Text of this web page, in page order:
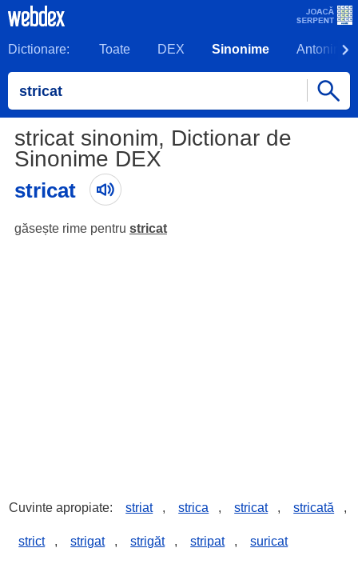
Dictionare: Toate DEX Sinonime Antonime
stricat sinonim, Dictionar de
Sinonime DEX
stricat
găsește rime pentru stricat
Cuvinte apropiate: striat , strica , stricat , stricată ,
strict , strigat , strigăt , stripat , suricat